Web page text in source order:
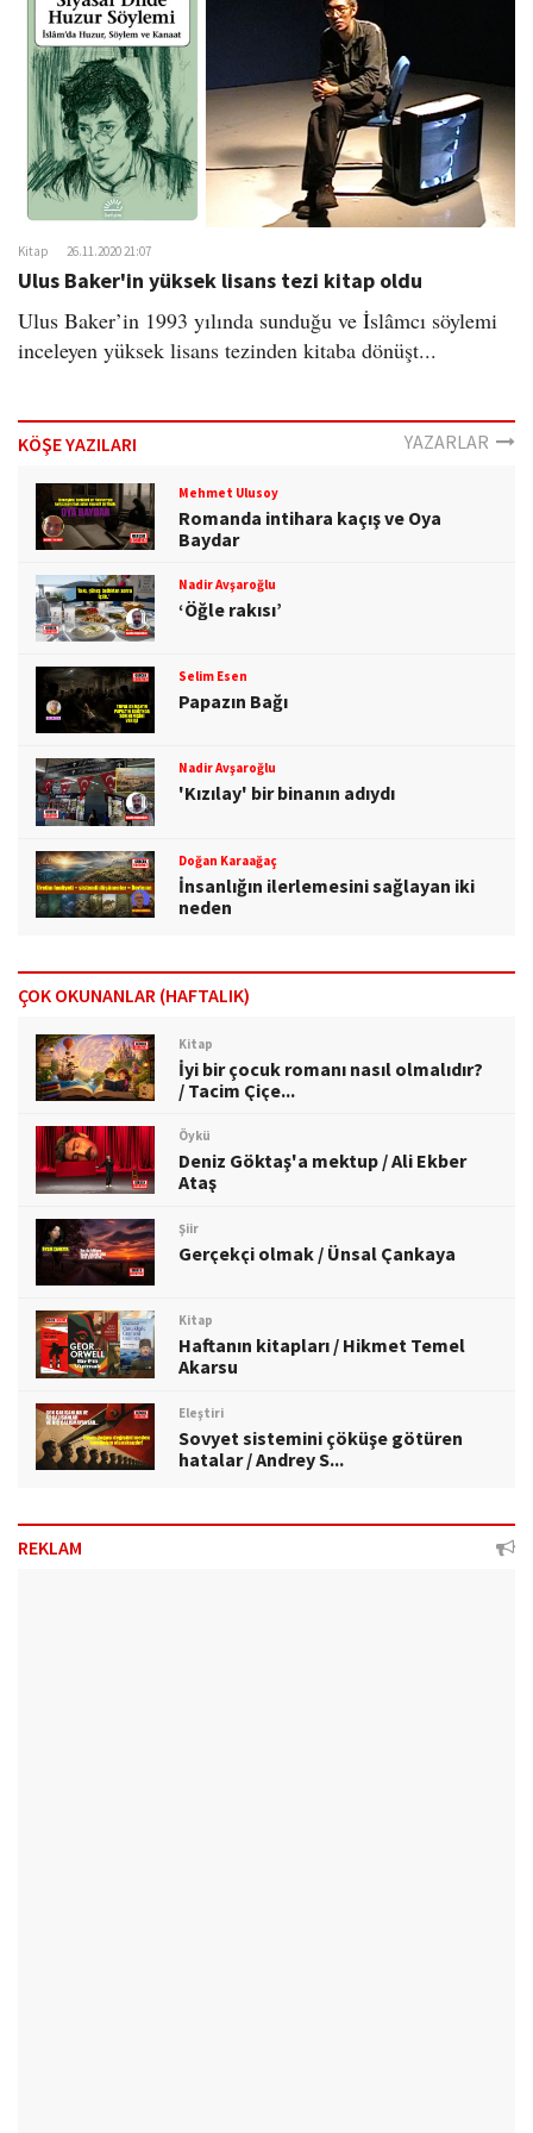
o
n
Kitap 26.11.2020 21:07
Ulus Baker'in yüksek lisans tezi kitap oldu
Ulus Baker’in 1993 yılında sunduğu ve İslâmcı söylemi
inceleyen yüksek lisans tezinden kitaba dönüşt...
KÖŞE YAZILARI YAZARLAR
Mehmet Ulusoy
Romanda intihara kaçış ve Oya
Baydar
Nadir Avşaroğlu
‘Öğle rakısı’
Selim Esen
Papazın Bağı
Nadir Avşaroğlu
'Kızılay' bir binanın adıydı
Doğan Karaağaç
İnsanlığın ilerlemesini sağlayan iki
neden
ÇOK OKUNANLAR (HAFTALIK)
Kitap
İyi bir çocuk romanı nasıl olmalıdır?
/ Tacim Çiçe...
Öykü
Deniz Göktaş'a mektup / Ali Ekber
Ataş
Şiir
Gerçekçi olmak / Ünsal Çankaya
Kitap
Haftanın kitapları / Hikmet Temel
Akarsu
Eleştiri
Sovyet sistemini çöküşe götüren
hatalar / Andrey S...
REKLAM